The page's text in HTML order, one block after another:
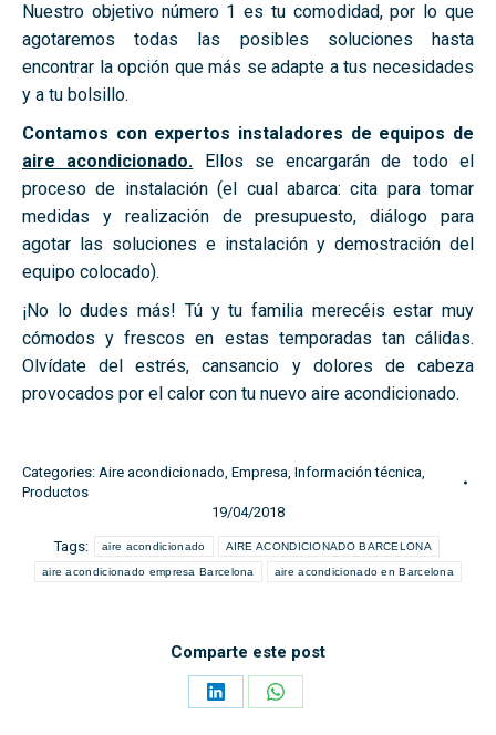
Nuestro objetivo número 1 es tu comodidad, por lo que
agotaremos todas las posibles soluciones hasta
encontrar la opción que más se adapte a tus necesidades
y a tu bolsillo.
Contamos con expertos instaladores de equipos de
aire acondicionado.
Ellos se encargarán de todo el
proceso de instalación (el cual abarca: cita para tomar
medidas y realización de presupuesto, diálogo para
agotar las soluciones e instalación y demostración del
equipo colocado).
¡No lo dudes más! Tú y tu familia merecéis estar muy
cómodos y frescos en estas temporadas tan cálidas.
Olvídate del estrés, cansancio y dolores de cabeza
provocados por el calor con tu nuevo aire acondicionado.
Categories: Aire acondicionado, Empresa, Información técnica,
Productos
19/04/2018
Tags: aire acondicionado AIRE ACONDICIONADO BARCELONA
aire acondicionado empresa Barcelona aire acondicionado en Barcelona
Comparte este post
Share
Share